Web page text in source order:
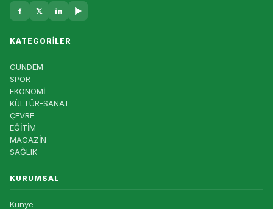
f 𝕏 in ▶
KATEGORILER
GÜNDEM
SPOR
EKONOMİ
KÜLTÜR-SANAT
ÇEVRE
EĞİTİM
MAGAZİN
SAĞLIK
KURUMSAL
Künye